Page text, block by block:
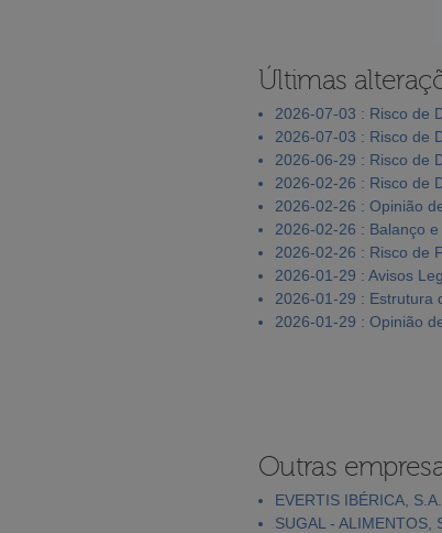
Últimas
2026-07-03 : Risco de
2026-07-03 : Risco de
2026-06-29 : Risco de
2026-02-26 : Risco de
2026-02-26 : Opinião
2026-02-26 : Balanço
2026-02-26 : Risco de
2026-01-29 : Avisos
2026-01-29 : Estrutura
2026-01-29 : Opinião
Outras
EVERTIS IBÉRICA, S.A.
SUGAL - ALIMENTOS,